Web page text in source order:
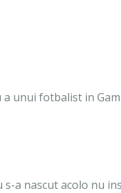
a unui fotbalist in
a nascut acolo nu